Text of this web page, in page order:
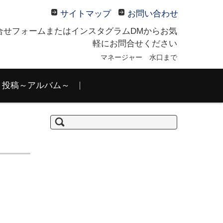
サイトマップ
お問い合わせ
せフォームまたはインスタグラムDMからお気
軽にお問合せください
マネージャー 水口まで
投稿～アルバム～
検
索: